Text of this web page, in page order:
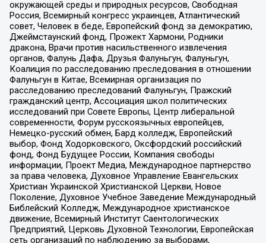
окружающей среды и природных ресурсов, Свободная
Россия, Всемирный конгресс украинцев, Атлантический
совет, Человек в беде, Европейский фонд за демократию,
Джеймстаунский фонд, Прожект Хармони, Родники
дракона, Врачи против насильственного извлечения
органов, Фалунь Дафа, Друзья Фалуньгун, Фалуньгун,
Коалиция по расследованию преследования в отношении
Фалуньгун в Китае, Всемирная организация по
расследованию преследований Фалуньгун, Пражский
гражданский центр, Ассоциация школ политических
исследований при Совете Европы, Центр либеральной
современности, Форум русскоязычных европейцев,
Немецко-русский обмен, Бард колледж, Европейский
выбор, Фонд Ходорковского, Оксфордский российский
фонд, Фонд Будущее России, Компания свободы
информации, Проект Медиа, Международное партнерство
за права человека, Духовное Управление Евангельских
Христиан Украинской Христианской Церкви, Новое
Поколение, Духовное Учебное Заведение Международный
Библейский Колледж, Международное христианское
движение, Всемирный Институт Саентологических
Предприятий, Церковь Духовной Технологии, Европейская
сеть организаций по наблюдению за выборами,